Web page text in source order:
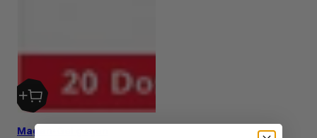
Magen-Gel gegen